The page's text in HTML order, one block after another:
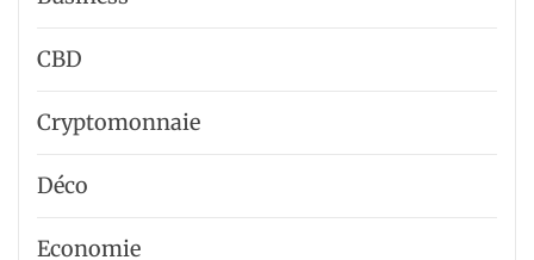
CBD
Cryptomonnaie
Déco
Economie